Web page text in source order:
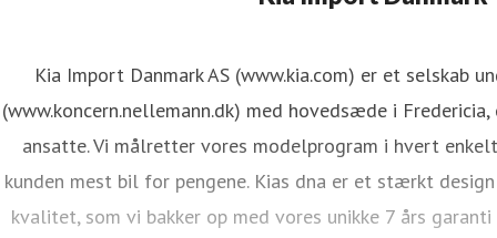
Kia Import Danmark AS (www.kia.com) er et selskab
(www.koncern.nellemann.dk) med hovedsæde i
ansatte. Vi målretter vores modelprogram i hvert
kunden mest bil for pengene. Kias dna er et stærkt
kvalitet, som vi bakker op med vores unikke 7 års